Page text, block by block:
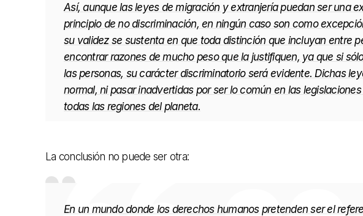
Así, aunque las leyes de migración y extranjería puedan ser una
principio de no discriminación, en ningún caso son como
su validez se sustenta en que toda distinción que incluyan entre
encontrar razones de mucho peso que la justifiquen, ya que si
las personas, su carácter discriminatorio será evidente. Dichas
normal, ni pasar inadvertidas por ser lo común en las
todas las regiones del planeta.
La conclusión no puede ser otra:
En un mundo donde los derechos humanos pretenden ser el